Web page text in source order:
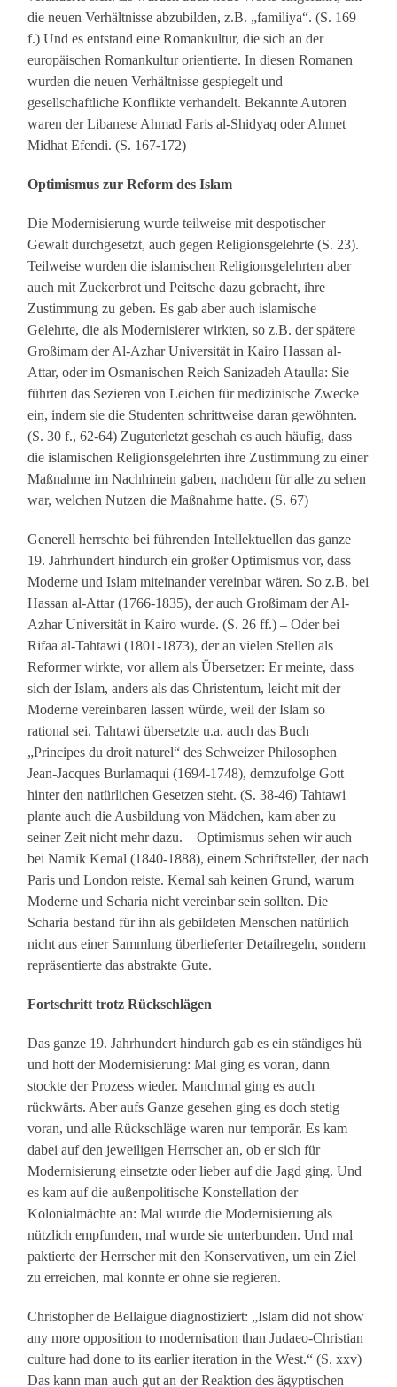
die neuen Verhältnisse abzubilden, z.B. „familiya“. (S. 169
f.) Und es entstand eine Romankultur, die sich an der
europäischen Romankultur orientierte. In diesen Romanen
wurden die neuen Verhältnisse gespiegelt und
gesellschaftliche Konflikte verhandelt. Bekannte Autoren
waren der Libanese Ahmad Faris al-Shidyaq oder Ahmet
Midhat Efendi. (S. 167-172)
Optimismus zur Reform des Islam
Die Modernisierung wurde teilweise mit despotischer
Gewalt durchgesetzt, auch gegen Religionsgelehrte (S. 23).
Teilweise wurden die islamischen Religionsgelehrten aber
auch mit Zuckerbrot und Peitsche dazu gebracht, ihre
Zustimmung zu geben. Es gab aber auch islamische
Gelehrte, die als Modernisierer wirkten, so z.B. der spätere
Großimam der Al-Azhar Universität in Kairo Hassan al-
Attar, oder im Osmanischen Reich Sanizadeh Ataulla: Sie
führten das Sezieren von Leichen für medizinische Zwecke
ein, indem sie die Studenten schrittweise daran gewöhnten.
(S. 30 f., 62-64) Zuguterletzt geschah es auch häufig, dass
die islamischen Religionsgelehrten ihre Zustimmung zu einer
Maßnahme im Nachhinein gaben, nachdem für alle zu sehen
war, welchen Nutzen die Maßnahme hatte. (S. 67)
Generell herrschte bei führenden Intellektuellen das ganze
19. Jahrhundert hindurch ein großer Optimismus vor, dass
Moderne und Islam miteinander vereinbar wären. So z.B. bei
Hassan al-Attar (1766-1835), der auch Großimam der Al-
Azhar Universität in Kairo wurde. (S. 26 ff.) – Oder bei
Rifaa al-Tahtawi (1801-1873), der an vielen Stellen als
Reformer wirkte, vor allem als Übersetzer: Er meinte, dass
sich der Islam, anders als das Christentum, leicht mit der
Moderne vereinbaren lassen würde, weil der Islam so
rational sei. Tahtawi übersetzte u.a. auch das Buch
„Principes du droit naturel“ des Schweizer Philosophen
Jean-Jacques Burlamaqui (1694-1748), demzufolge Gott
hinter den natürlichen Gesetzen steht. (S. 38-46) Tahtawi
plante auch die Ausbildung von Mädchen, kam aber zu
seiner Zeit nicht mehr dazu. – Optimismus sehen wir auch
bei Namik Kemal (1840-1888), einem Schriftsteller, der nach
Paris und London reiste. Kemal sah keinen Grund, warum
Moderne und Scharia nicht vereinbar sein sollten. Die
Scharia bestand für ihn als gebildeten Menschen natürlich
nicht aus einer Sammlung überlieferter Detailregeln, sondern
repräsentierte das abstrakte Gute.
Fortschritt trotz Rückschlägen
Das ganze 19. Jahrhundert hindurch gab es ein ständiges hü
und hott der Modernisierung: Mal ging es voran, dann
stockte der Prozess wieder. Manchmal ging es auch
rückwärts. Aber aufs Ganze gesehen ging es doch stetig
voran, und alle Rückschläge waren nur temporär. Es kam
dabei auf den jeweiligen Herrscher an, ob er sich für
Modernisierung einsetzte oder lieber auf die Jagd ging. Und
es kam auf die außenpolitische Konstellation der
Kolonialmächte an: Mal wurde die Modernisierung als
nützlich empfunden, mal wurde sie unterbunden. Und mal
paktierte der Herrscher mit den Konservativen, um ein Ziel
zu erreichen, mal konnte er ohne sie regieren.
Christopher de Bellaigue diagnostiziert: „Islam did not show
any more opposition to modernisation than Judaeo-Christian
culture had done to its earlier iteration in the West.“ (S. xxv)
Das kann man auch gut an der Reaktion des ägyptischen